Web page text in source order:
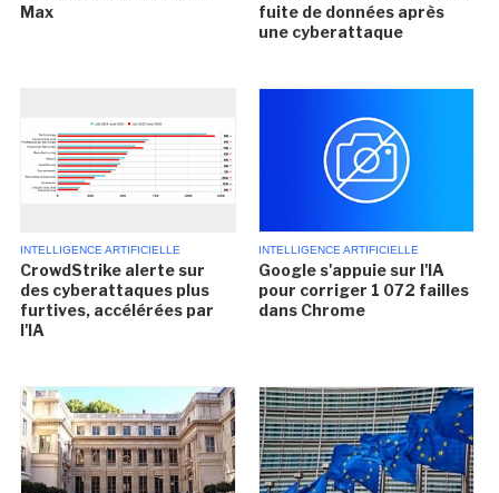
Max
fuite de données après
une cyberattaque
INTELLIGENCE ARTIFICIELLE
CrowdStrike alerte sur
des cyberattaques plus
furtives, accélérées par
l'IA
INTELLIGENCE ARTIFICIELLE
Google s'appuie sur l'IA
pour corriger 1 072 failles
dans Chrome